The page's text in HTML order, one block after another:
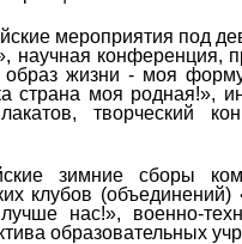
мероприятия под
конференция,
образ жизни - моя
страна моя родная!»,
творческий
зимние сборы
клубов
нас!», военно-
образовательных